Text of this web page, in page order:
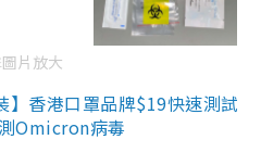
片放大
】香港口罩品牌$19快速測試
Omicron病毒